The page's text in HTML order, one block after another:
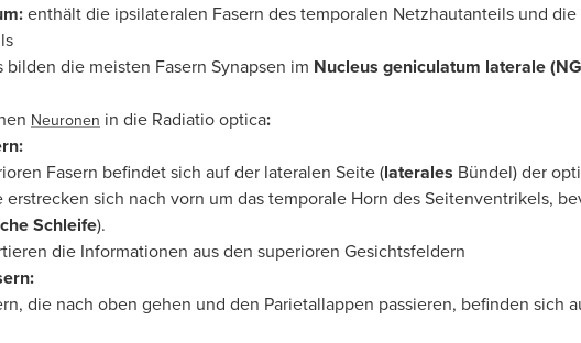
enthält die ipsilateralen Fasern des temporalen Netzhautanteils und
bilden die meisten Fasern Synapsen im Nucleus geniculatum laterale
Neuronen in die Radiatio optica:
Fasern befindet sich auf der lateralen Seite (laterales Bündel) der
erstrecken sich nach vorn um das temporale Horn des Seitenventrikels,
Schleife).
die Informationen aus den superioren Gesichtsfeldern
die nach oben gehen und den Parietallappen passieren, befinden sich